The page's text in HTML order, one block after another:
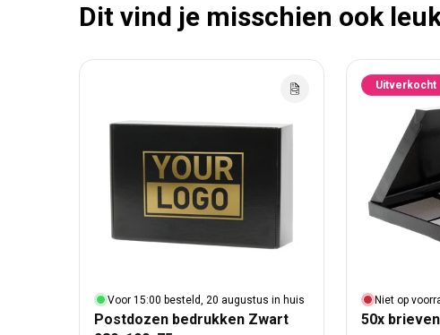
Dit vind je misschien ook
Voor 15:00 besteld, 20 augustus in huis
Postdozen bedrukken Zwart
Uitverkocht
Niet op
50x